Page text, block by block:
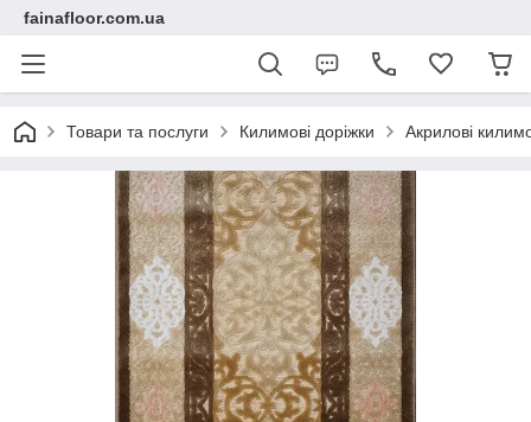
fainafloor.com.ua
Товари та послуги Килимові доріжки Акрилові